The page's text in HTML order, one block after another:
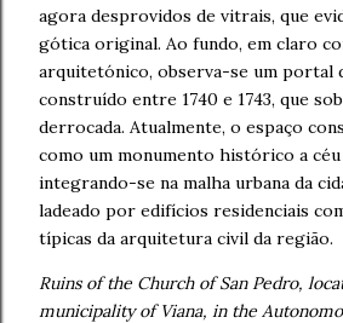
agora desprovidos de vitrais, que
gótica original. Ao fundo, em claro
arquitetónico, observa-se um portal
construído entre 1740 e 1743, que
derrocada. Atualmente, o espaço
como um monumento histórico a
integrando-se na malha urbana da
ladeado por edifícios residenciais
típicas da arquitetura civil da região.
Ruins of the Church of San Pedro,
municipality of Viana, in the